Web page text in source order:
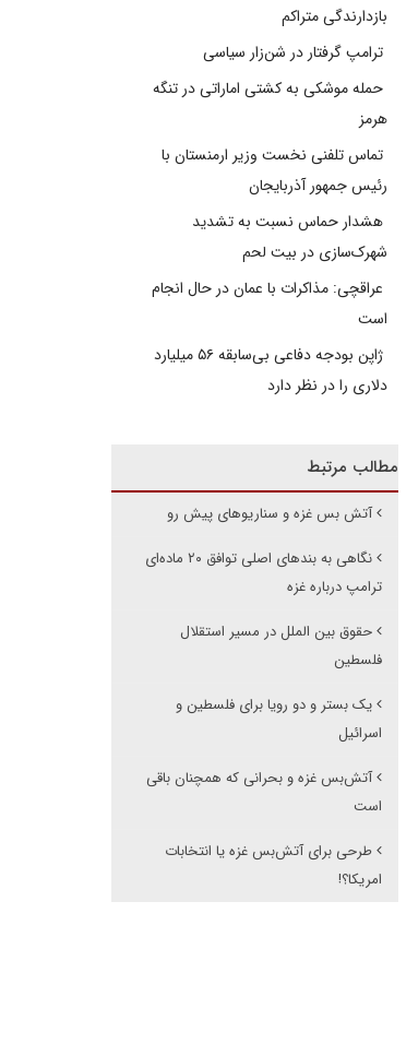
بازدارندگی متراکم
ترامپ گرفتار در شن‌زار سیاسی
حمله موشکی به کشتی اماراتی در تنگه
هرمز
تماس تلفنی نخست وزیر ارمنستان با
رئیس جمهور آذربایجان
هشدار حماس نسبت به تشدید
شهرک‌سازی در بیت‌ لحم
عراقچی: مذاکرات با عمان در حال انجام
است
ژاپن بودجه دفاعی بی‌سابقه ۵۶ میلیارد
دلاری را در نظر دارد
مطالب مرتبط
آتش بس غزه و سناریوهای پیش رو
نگاهی به بندهای اصلی توافق ۲۰ ماده‌ای
ترامپ درباره غزه
حقوق بین الملل در مسیر استقلال
فلسطین
یک بستر و دو رویا برای فلسطین و
اسرائیل
آتش‌بس غزه و بحرانی که همچنان باقی
است
طرحی برای آتش‌بس غزه یا انتخابات
امریکا؟!